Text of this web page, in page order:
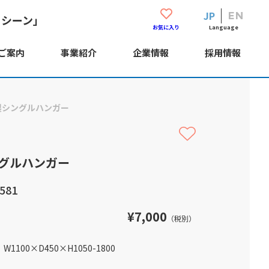
ーン」 お気に入り
EN
JP
Language
案内 事業紹介 企業情報 採用情報
ングルハンガー
ルハンガー
¥7,000 （税別）
W1100×D450×H1050-1800